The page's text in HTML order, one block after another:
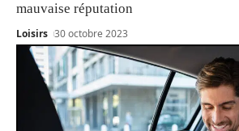
mauvaise réputation
Loisirs 30 octobre 2023